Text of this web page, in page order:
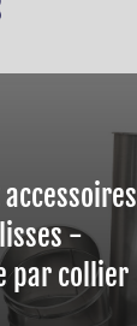
-
par collier